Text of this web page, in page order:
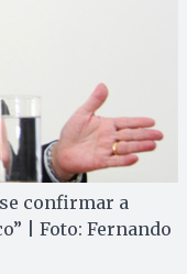
confirmar a
| Foto: Fernando